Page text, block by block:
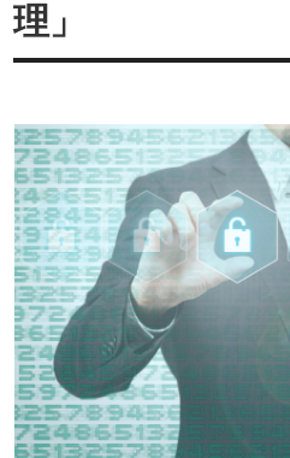
理」